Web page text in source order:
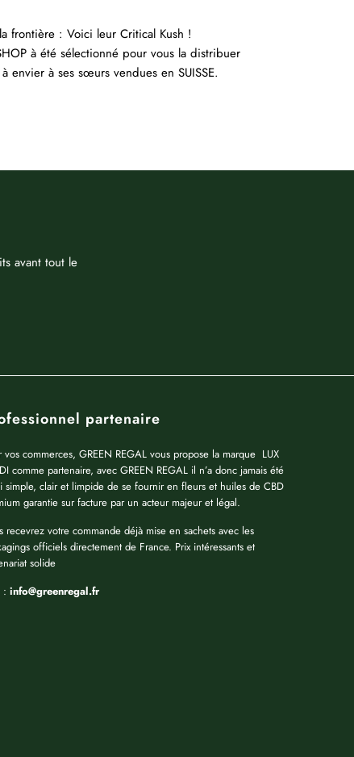
frontière : Voici leur Critical Kush !
à été sélectionné pour vous la distribuer
envier à ses sœurs vendues en SUISSE.
avant tout le
partenaire
vos commerces, GREEN REGAL vous propose la marque LUX
comme partenaire, avec GREEN REGAL il n’a donc jamais été
simple, clair et limpide de se fournir en fleurs et huiles de CBD
garantie sur facture par un acteur majeur et légal.
recevrez votre commande déjà mise en sachets avec les
officiels directement de France. Prix intéressants et
solide
: info@greenregal.fr